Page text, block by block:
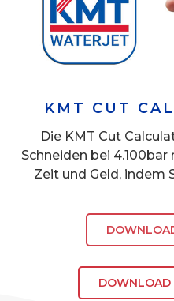
KMT CUT
Die KMT Cut
Schneiden bei
Zeit und Geld, indem
DOWNLOAD